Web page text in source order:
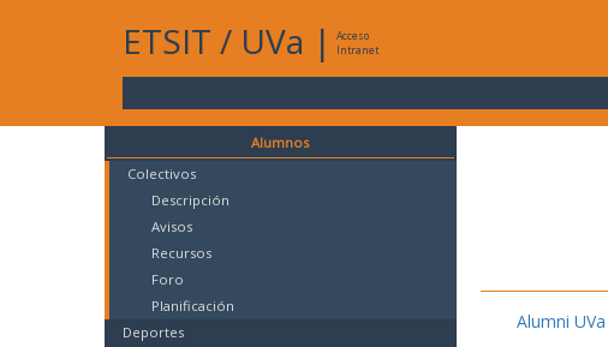
ETSIT / UVa |
Acceso
Intranet
Alumnos
Colectivos
Descripción
Avisos
Recursos
Foro
Planificación
Deportes
Alumni UVa